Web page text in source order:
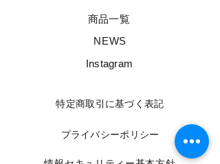
​商品一覧
​NEWS
​Instagram
​特定商取引に基づく表記
​プライバシーポリシー